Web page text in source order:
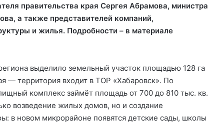
правительства края Сергея Абрамова, министра
а также представителей компаний,
и жилья. Подробности – в материале
выделило земельный участок площадью 128 га
— территория входит в ТОР «Хабаровск». По
комплекс займёт площадь от 700 до 810 тыс. кв.
возведение жилых домов, но и создание
в новом микрорайоне появятся детские сады, школы